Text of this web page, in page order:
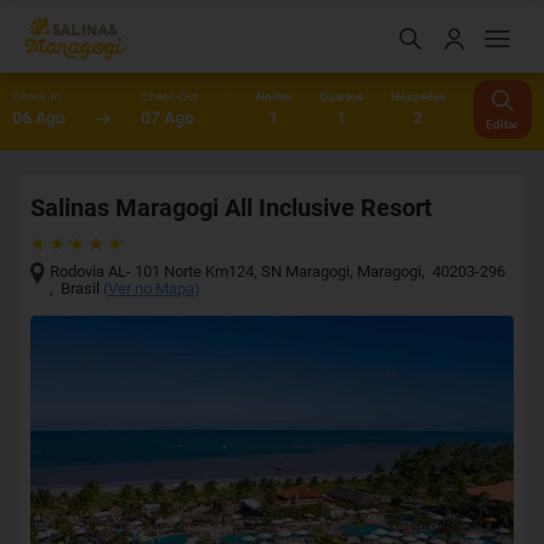
Check-In
06 Ago
Check-Out
07 Ago
Noites
1
Quartos
1
Hóspedes
2 Editar
Salinas Maragogi All Inclusive Resort
Rodovia AL- 101 Norte Km124, SN Maragogi, Maragogi, 40203-296
, Brasil (Ver no Mapa)